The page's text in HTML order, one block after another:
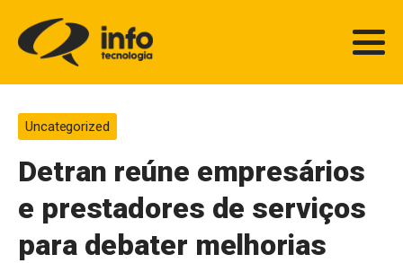
Uncategorized
Detran reúne empresários
e prestadores de serviços
para debater melhorias